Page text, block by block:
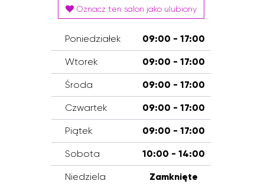
Oznacz ten salon jako ulubiony
Poniedziałek 09:00 - 17:00
Wtorek 09:00 - 17:00
Środa 09:00 - 17:00
Czwartek 09:00 - 17:00
Piątek 09:00 - 17:00
Sobota 10:00 - 14:00
Niedziela Zamknięte